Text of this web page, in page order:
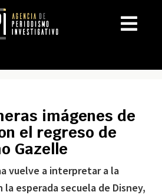
imágenes de
el regreso de
Gazelle
vuelve a interpretar a la
esperada secuela de Disney,